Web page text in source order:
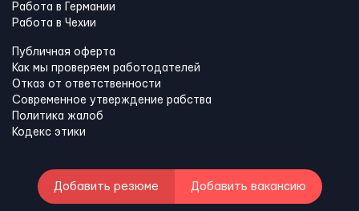
Работа в Германии
Работа в Чехии
Публичная оферта
Как мы проверяем работодателей
Отказ от ответственности
Современное утверждение рабства
Политика жалоб
Кодекс этики
Добавить резюме Добавить вакансию